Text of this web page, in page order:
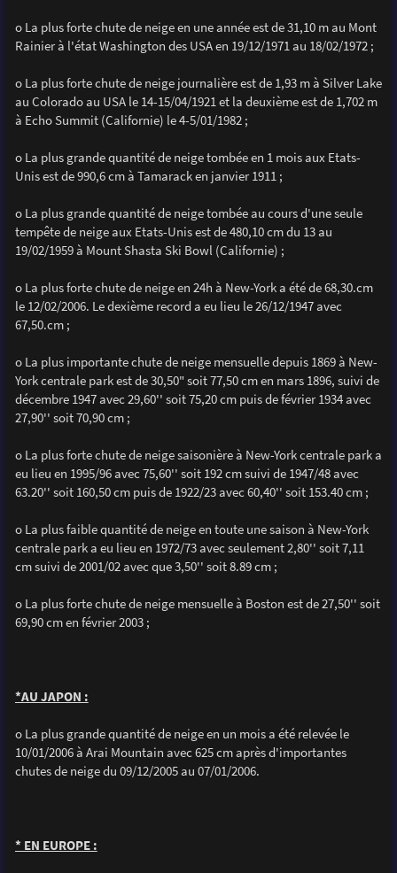
o La plus forte chute de neige en une année est de 31,10 m au Mont
Rainier à l'état Washington des USA en 19/12/1971 au 18/02/1972 ;
o La plus forte chute de neige journalière est de 1,93 m à Silver Lake
au Colorado au USA le 14-15/04/1921 et la deuxième est de 1,702 m
à Echo Summit (Californie) le 4-5/01/1982 ;
o La plus grande quantité de neige tombée en 1 mois aux Etats-
Unis est de 990,6 cm à Tamarack en janvier 1911 ;
o La plus grande quantité de neige tombée au cours d'une seule
tempête de neige aux Etats-Unis est de 480,10 cm du 13 au
19/02/1959 à Mount Shasta Ski Bowl (Californie) ;
o La plus forte chute de neige en 24h à New-York a été de 68,30.cm
le 12/02/2006. Le dexième record a eu lieu le 26/12/1947 avec
67,50.cm ;
o La plus importante chute de neige mensuelle depuis 1869 à New-
York centrale park est de 30,50" soit 77,50 cm en mars 1896, suivi de
décembre 1947 avec 29,60'' soit 75,20 cm puis de février 1934 avec
27,90'' soit 70,90 cm ;
o La plus forte chute de neige saisonière à New-York centrale park a
eu lieu en 1995/96 avec 75,60'' soit 192 cm suivi de 1947/48 avec
63.20'' soit 160,50 cm puis de 1922/23 avec 60,40'' soit 153.40 cm ;
o La plus faible quantité de neige en toute une saison à New-York
centrale park a eu lieu en 1972/73 avec seulement 2,80'' soit 7,11
cm suivi de 2001/02 avec que 3,50'' soit 8.89 cm ;
o La plus forte chute de neige mensuelle à Boston est de 27,50'' soit
69,90 cm en février 2003 ;
*AU JAPON :
o La plus grande quantité de neige en un mois a été relevée le
10/01/2006 à Arai Mountain avec 625 cm après d'importantes
chutes de neige du 09/12/2005 au 07/01/2006.
* EN EUROPE :